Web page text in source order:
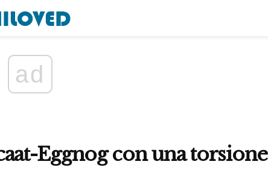
ad
Eggnog con una torsione